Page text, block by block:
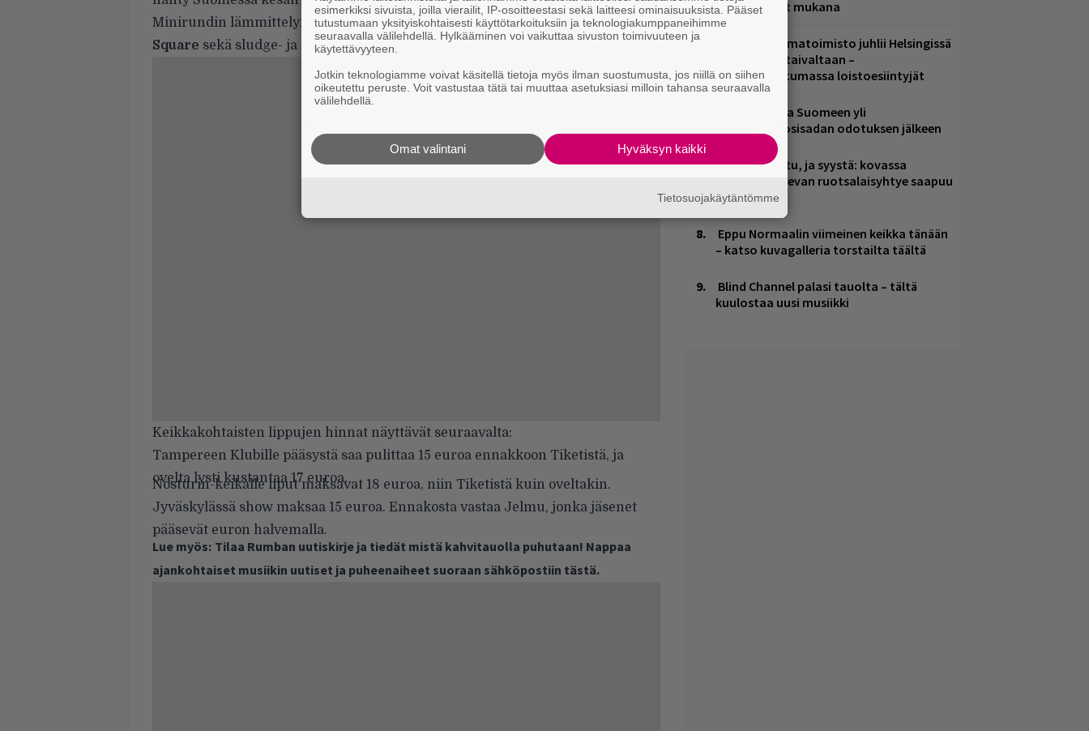
Minirundin lämmittelyn hoitelevat screamo/hardcore-yhtyeCircle Takes The
Square sekä sludge- ja hardcore-vaikutteista noiserockia soittava
Keikkakohtaisten lippujen hinnat näyttävät seuraavalta:
Tampereen Klubille pääsystä saa pulittaa 15 euroa ennakkoon Tiketistä, ja
ovelta lysti kustantaa 17 euroa.
Nosturin-keikalle liput maksavat 18 euroa, niin Tiketistä kuin oveltakin.
Jyväskylässä show maksaa 15 euroa. Ennakosta vastaa Jelmu, jonka jäsenet
pääsevät euron halvemalla.
Lue myös: Tilaa Rumban uutiskirje ja tiedät mistä kahvitauolla puhutaan! Nappaa
ajankohtaiset musiikin uutiset ja puheenaiheet suoraan sähköpostiin tästä.
nämä artistit mukana
Mainio ohjelmatoimisto juhlii Helsingissä
10-vuotista taivaltaan –
ilmaistapahtumassa loistoesiintyjät
Weezer palaa Suomeen yli
neljännesvuosisadan odotuksen jälkeen
Kent mainittu, ja syystä: kovassa
nosteessa olevan ruotsalaisyhtye saapuu
Suomeen
Eppu Normaalin viimeinen keikka tänään
– katso kuvagalleria torstailta täältä
Blind Channel palasi tauolta – tältä
kuulostaa uusi musiikki
esimerkiksi sivuista, joilla vierailit, IP-osoitteestasi sekä laitteesi ominaisuuksista. Pääset
tutustumaan yksityiskohtaisesti käyttötarkoituksiin ja teknologiakumppaneihimme
seuraavalla välilehdellä. Hylkääminen voi vaikuttaa sivuston toimivuuteen ja
käytettävyyteen.
Jotkin teknologiamme voivat käsitellä tietoja myös ilman suostumusta, jos niillä on siihen
oikeutettu peruste. Voit vastustaa tätä tai muuttaa asetuksiasi milloin tahansa seuraavalla
välilehdellä.
Hyväksyn kaikki
Omat valintani
Tietosuojakäytäntömme